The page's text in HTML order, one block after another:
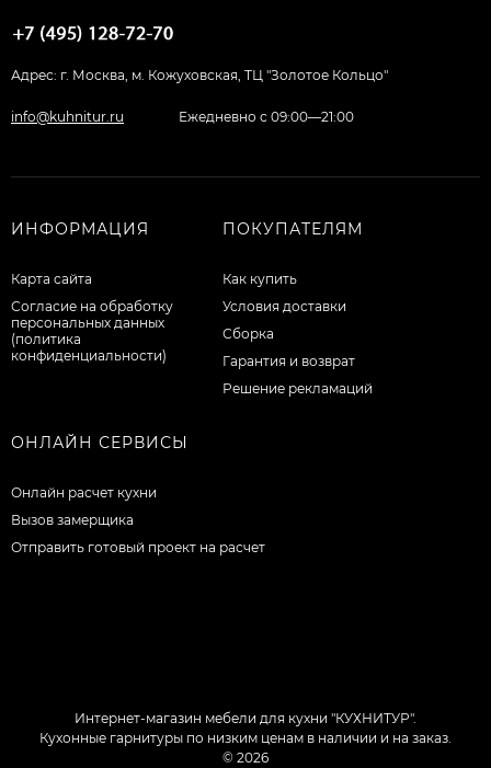
Адрес: г. Москва, м. Кожуховская, ТЦ "Золотое Кольцо"
info@kuhnitur.ru Ежедневно с 09:00—21:00
ИНФОРМАЦИЯ
Карта сайта
Согласие на обработку
персональных данных
(политика
конфиденциальности)
ПОКУПАТЕЛЯМ
Как купить
Условия доставки
Сборка
Гарантия и возврат
Решение рекламаций
ОНЛАЙН СЕРВИСЫ
Онлайн расчет кухни
Вызов замерщика
Отправить готовый проект на расчет
Интернет-магазин мебели для кухни "КУХНИТУР".
Кухонные гарнитуры по низким ценам в наличии и на заказ.
© 2026